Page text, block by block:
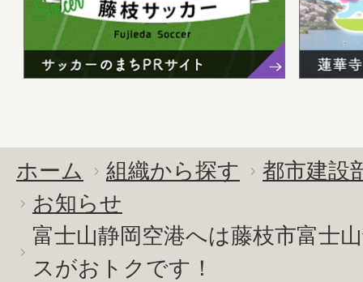
ホーム 組織から探す
都市建設
お知らせ
富士山静岡空港へは藤枝市富士
スがおトクです！